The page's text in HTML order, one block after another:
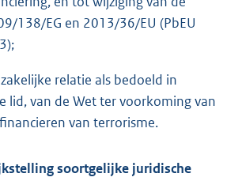
138/EG en 2013/36/EU (PbEU
zakelijke relatie als bedoeld in
lid, van de Wet ter voorkoming van
van terrorisme.
soortgelijke juridische